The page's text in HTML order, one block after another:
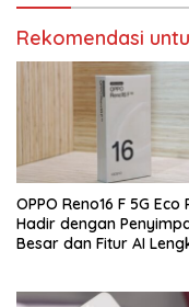
Rekomendasi
OPPO Reno16 F 5G Eco
Hadir dengan
Besar dan Fitur AI